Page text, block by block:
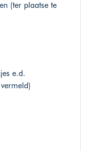
(ter plaatse te
e.d.